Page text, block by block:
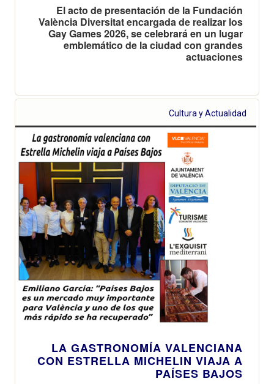
El acto de presentación de la Fundación
València Diversitat encargada de realizar los
Gay Games 2026, se celebrará en un lugar
emblemático de la ciudad con grandes
actuaciones
Cultura y Actualidad
LA GASTRONOMÍA VALENCIANA
CON ESTRELLA MICHELIN VIAJA A
PAÍSES BAJOS